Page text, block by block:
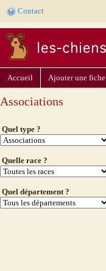
Contact
Accueil Ajouter une fiche
Associations
Quel type ?
Quelle race ?
Quel département ?